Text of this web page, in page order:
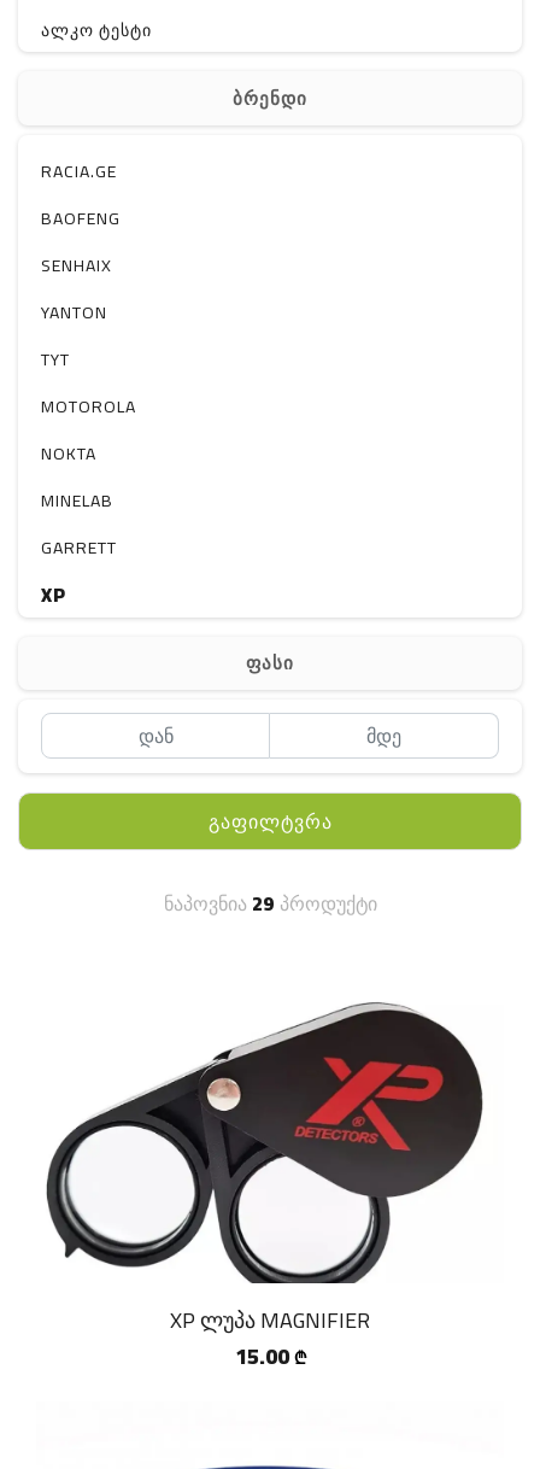
ალკო ტესტი
ელ. მოწყობილობები
მაგნიტი
სხვა
ბრენდი
RACIA.GE
BAOFENG
SENHAIX
YANTON
TYT
MOTOROLA
NOKTA
MINELAB
GARRETT
XP
QYT
GARMIN
ფასი
გაფილტვრა
ნაპოვნია29 პროდუქტი
XP ლუპა MAGNIFIER
15.00 ₾